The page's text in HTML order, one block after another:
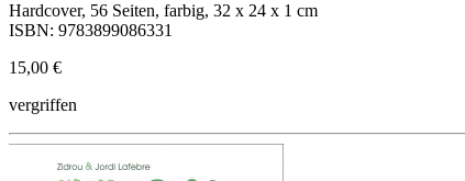
Hardcover, 56 Seiten, farbig, 32 x 24 x 1 cm
ISBN: 9783899086331
15,00 €
vergriffen